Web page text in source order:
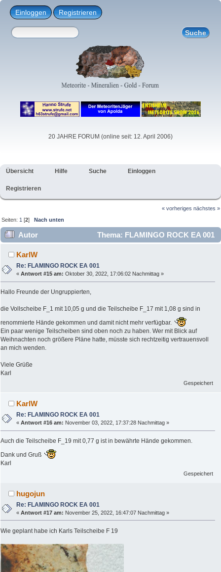
Einloggen Registrieren
20 JAHRE FORUM (online seit: 12. April 2006)
Übersicht Hilfe Suche Einloggen
Registrieren
« vorheriges nächstes »
Seiten: 1 [2]Nach unten
Autor
Thema: FLAMINGO ROCK EA 001
(Gelesen 10015 mal)
KarlW
Re: FLAMINGO ROCK EA 001
«Antwort #15 am: Oktober 30, 2022, 17:06:02 Nachmittag »
Hallo Freunde der Ungruppierten,
die Vollscheibe F_1 mit 10,05 g und die Teilscheibe F_17 mit 1,08 g sind in
renommierte Hände gekommen und damit nicht mehr verfügbar.
Ein paar wenige Teilscheiben sind oben noch zu haben. Wer mit Blick auf
Weihnachten noch größere Pläne hatte, müsste sich rechtzeitig vertrauensvoll
an mich wenden.
Viele Grüße
Karl
Gespeichert
KarlW
Re: FLAMINGO ROCK EA 001
«Antwort #16 am: November 03, 2022, 17:37:28 Nachmittag »
Auch die Teilscheibe F_19 mit 0,77 g ist in bewährte Hände gekommen.
Dank und Gruß
Karl
Gespeichert
hugojun
Re: FLAMINGO ROCK EA 001
«Antwort #17 am: November 25, 2022, 16:47:07 Nachmittag »
Wie geplant habe ich Karls Teilscheibe F 19